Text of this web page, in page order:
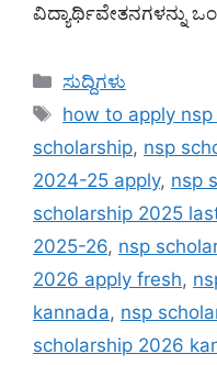
ವಿದ್ಯಾರ್ಥಿವೇತನಗಳನ್ನು
Categories
ಸುದ್ದಿಗಳು
Tags
how to apply
scholarship, nsp
2024-25 apply, nsp
scholarship 2025
2025-26, nsp
2026 apply fresh,
kannada, nsp
scholarship 2026